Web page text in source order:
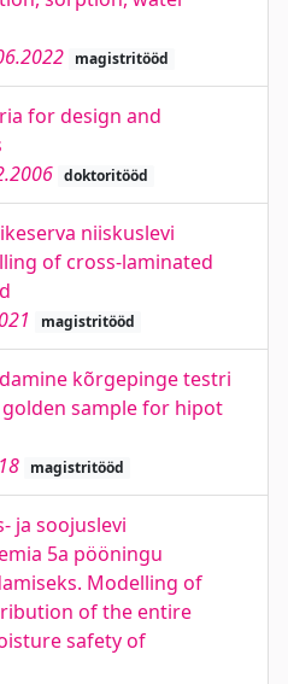
magistritööd
for design and
doktoritööd
niiskuslevi
of cross-laminated
magistritööd
kõrgepinge testri
sample for hipot
magistritööd
ja soojuslevi
5a pööningu
Modelling of
of the entire
safety of